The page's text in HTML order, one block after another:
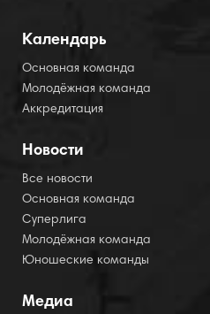
Календарь
Основная команда
Молодёжная команда
Аккредитация
Новости
Все новости
Основная команда
Суперлига
Молодёжная команда
Юношеские команды
Медиа